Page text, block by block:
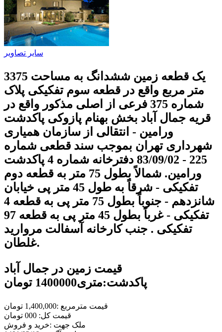
سایر تصاویر
یک قطعه زمین ششدانگ به مساحت 3375
متر مربع واقع در قطعه سوم تفکیکی پلاک
شماره 375 فرعی از اصلی مذکور واقع در
قریه جمال آباد بخش بهنام پازوکی پاکدشت
ورامین - انتقالی از سازمان همیاری
شهرداری تهران بموجب سند قطعی شماره
225 - 83/09/02 دفترخانه شماره 4 پاکدشت
ورامین. شمالاً بطول 75 متر به قطعه دوم
تفکیکی - شرقاً به طول 45 متر پی خیابان
شانزدهم - جنوباً بطول 75 متر پی به قطعه 4
تفکیکی - غرباً بطول 45 متر پی به قطعه 97
تفکیکی . جنب کارخانه آسفالت مروارید
غلطان.
قیمت زمین در جمال آباد
پاکدشت:متری1400000 تومان
قیمت مترمربع :1,400,000 تومان
قیمت کل: 000 تومان
ملک جهت :خريد و فروش